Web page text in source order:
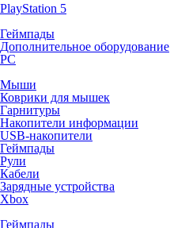
PlayStation 5
Геймпады
Дополнительное оборудование
PC
Мыши
Коврики для мышек
Гарнитуры
Накопители информации
USB-накопители
Геймпады
Рули
Кабели
Зарядные устройства
Xbox
Геймпады